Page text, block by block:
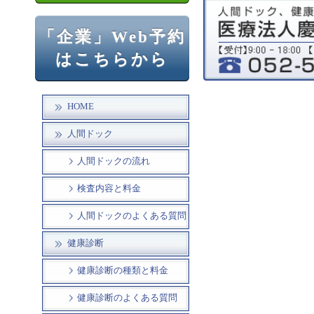
「企業」Web予約
はこちらから
HOME
人間ドック
人間ドックの流れ
検査内容と料金
人間ドックのよくある質問
健康診断
健康診断の種類と料金
健康診断のよくある質問